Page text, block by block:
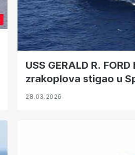
USS GERALD R.
zrakoplova stigao u
28.03.2026